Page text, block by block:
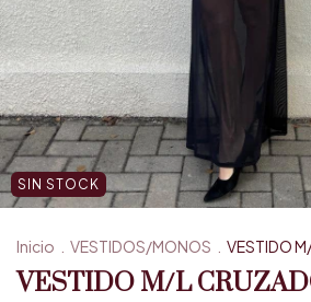
SIN STOCK
Inicio VESTIDOS/MONOS VESTIDO
VESTIDO M/L